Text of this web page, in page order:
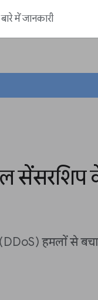
में जानकारी
सेंसरशिप
(DDoS) हमलों से